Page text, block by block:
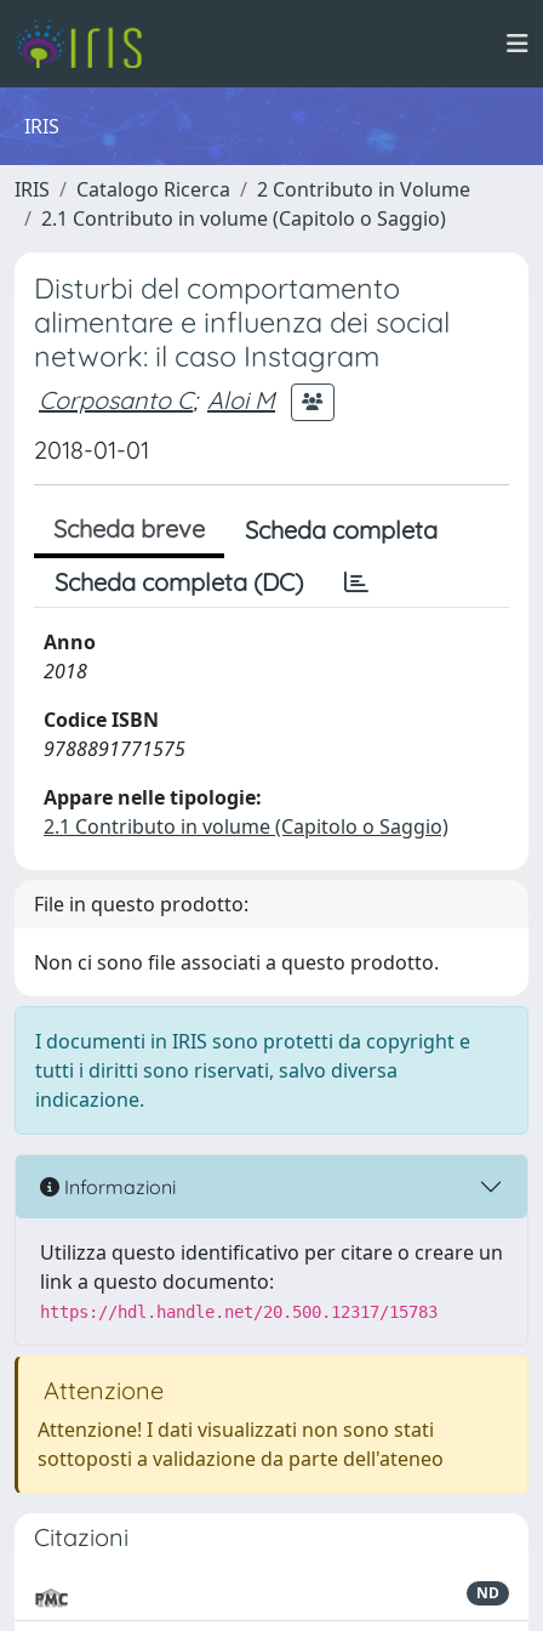
IRIS
IRIS Catalogo Ricerca
2 Contributo in Volume
2.1 Contributo in volume (Capitolo o Saggio)
Disturbi del comportamento
alimentare e influenza dei social
network: il caso Instagram
Corposanto C; Aloi M
2018-01-01
Scheda breve
Scheda completa
Scheda completa (DC)
Anno
2018
Codice ISBN
9788891771575
Appare nelle tipologie:
2.1 Contributo in volume (Capitolo o Saggio)
File in questo prodotto:
Non ci sono file associati a questo prodotto.
I documenti in IRIS sono protetti da copyright e
tutti i diritti sono riservati, salvo diversa
indicazione.
Informazioni
Utilizza questo identificativo per citare o creare un
link a questo documento:
https://hdl.handle.net/20.500.12317/15783
Attenzione
Attenzione! I dati visualizzati non sono stati
sottoposti a validazione da parte dell'ateneo
Citazioni
ND